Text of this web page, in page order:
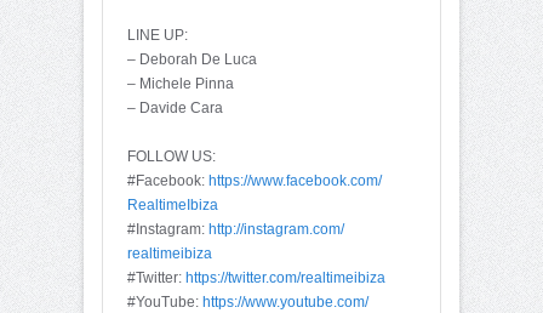
LINE UP:
– Deborah De Luca
– Michele Pinna
– Davide Cara
FOLLOW US:
#Facebook: https://www.facebook.com/
RealtimeIbiza
#Instagram: http://instagram.com/
realtimeibiza
#Twitter: https://twitter.com/realtimeibiza
#YouTube: https://www.youtube.com/